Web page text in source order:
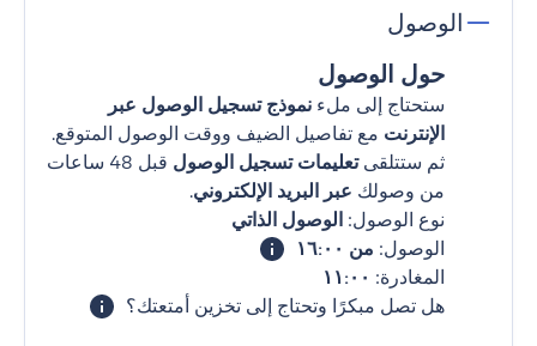
الوصول
حول الوصول
ستحتاج إلى ملء نموذج تسجيل الوصول عبر
الإنترنت مع تفاصيل الضيف ووقت الوصول المتوقع.
ثم ستتلقىتعليمات تسجيل الوصول
قبل 48 ساعات
من وصولك عبر البريد الإلكتروني.
نوع الوصول: الوصول الذاتي
الوصول: من ١٦:٠٠
المغادرة: ١١:٠٠
هل تصل مبكرًا وتحتاج إلى تخزين أمتعتك؟